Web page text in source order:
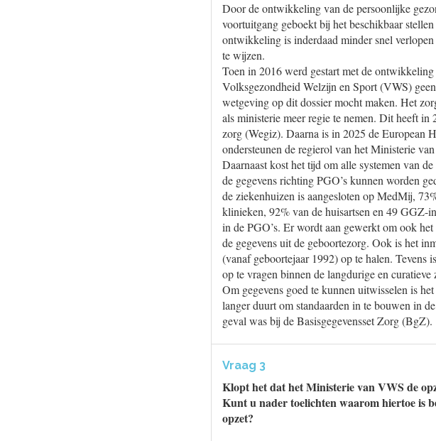
Door de ontwikkeling van de persoonlijke
voortuitgang geboekt bij het beschikbaar
ontwikkeling is inderdaad minder snel
te wijzen.
Toen in 2016 werd gestart met de
Volksgezondheid Welzijn en Sport (VWS)
wetgeving op dit dossier mocht maken. Het
als ministerie meer regie te nemen. Dit heeft
zorg (Wegiz). Daarna is in 2025 de European
ondersteunen de regierol van het Ministerie
Daarnaast kost het tijd om alle systemen van
de gegevens richting PGO’s kunnen worden
de ziekenhuizen is aangesloten op MedMij,
klinieken, 92% van de huisartsen en 49 GGZ-
in de PGO’s. Er wordt aan gewerkt om ook
de gegevens uit de geboortezorg. Ook is het
(vanaf geboortejaar 1992) op te halen. Tevens
op te vragen binnen de langdurige en curatieve
Om gegevens goed te kunnen uitwisselen is
langer duurt om standaarden in te bouwen in
geval was bij de Basisgegevensset Zorg (BgZ).
Vraag 3
Klopt het dat het Ministerie van VWS de
Kunt u nader toelichten waarom hiertoe is
opzet?